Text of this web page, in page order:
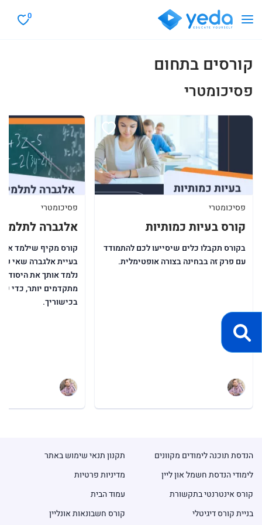
0
קורסים בתחום
פסיכומטרי
פסיכומטרי
קורס בעיות כמותיות
בקורס תקבלו כלים שיסייעו לכם להתמודד
עם פרק זה בבחינה בצורה אופטימלית.
פסיכומטרי
אלגברה לתלמידי
קורס מקיף שילמד
בעיית אלגברה שאי
נלמד אותך את
מתקדמים יותר, כדי
בכישוריך.
תקנון תנאי שימוש באתר
מדיניות פרטיות
עמוד הבית
הנדסת תוכנה לימודים מקוונים
לימודי הנדסת חשמל און ליין
קורס אינטרנטי בתקשורת
קורס חשבונאות אונליין
בניית קורס דיגיטלי